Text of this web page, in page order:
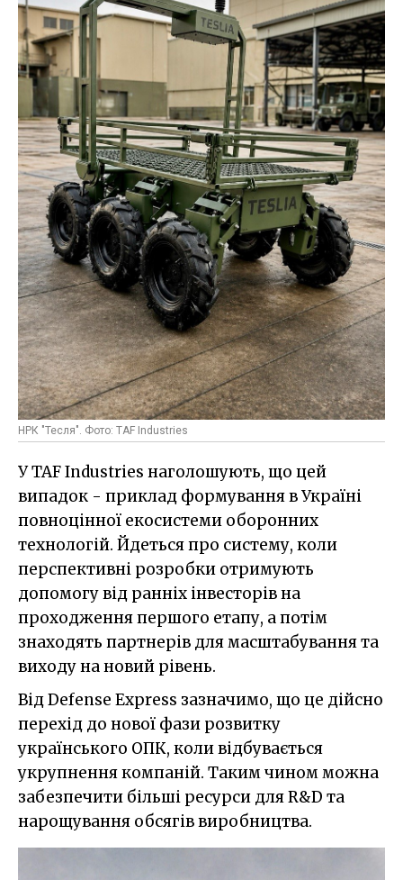
НРК "Тесля". Фото: TAF Industries
У TAF Industries наголошують, що цей
випадок - приклад формування в Україні
повноцінної екосистеми оборонних
технологій. Йдеться про систему, коли
перспективні розробки отримують
допомогу від ранніх інвесторів на
проходження першого етапу, а потім
знаходять партнерів для масштабування та
виходу на новий рівень.
Від Defense Express зазначимо, що це дійсно
перехід до нової фази розвитку
українського ОПК, коли відбувається
укрупнення компаній. Таким чином можна
забезпечити більші ресурси для R&D та
нарощування обсягів виробництва.